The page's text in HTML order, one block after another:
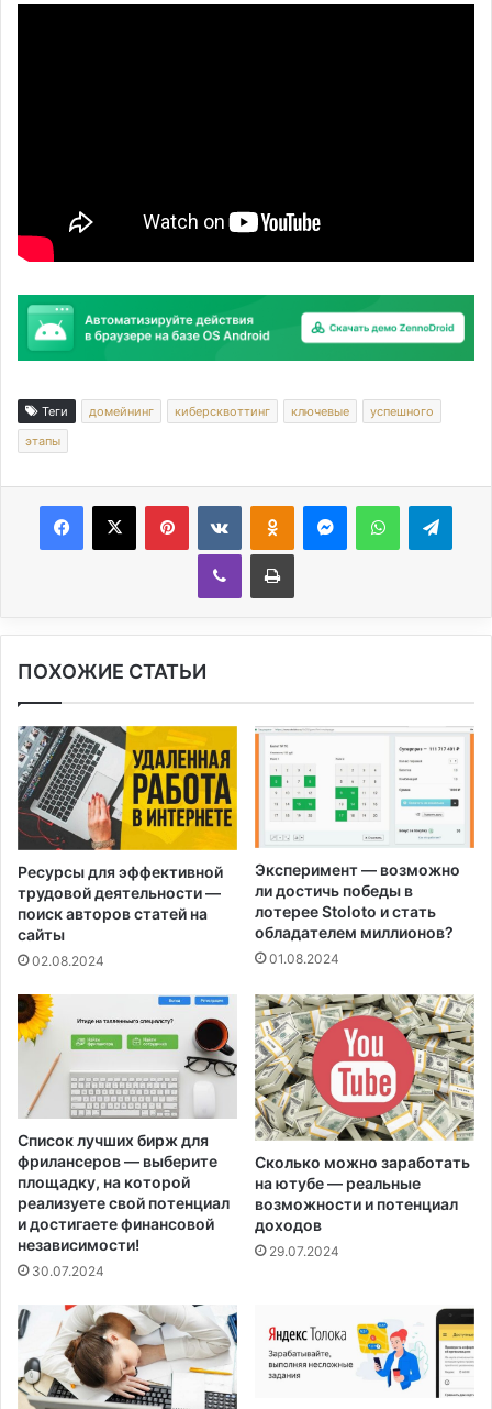
Теги домейнинг киберсквоттинг ключевые
успешного
этапы
ПОХОЖИЕ СТАТЬИ
Ресурсы для эффективной
трудовой деятельности —
поиск авторов статей на
сайты
02.08.2024
Эксперимент — возможно
ли достичь победы в
лотерее Stoloto и стать
обладателем миллионов?
01.08.2024
Список лучших бирж для
фрилансеров — выберите
площадку, на которой
реализуете свой потенциал
и достигаете финансовой
независимости!
30.07.2024
Сколько можно заработать
на ютубе — реальные
возможности и потенциал
доходов
29.07.2024